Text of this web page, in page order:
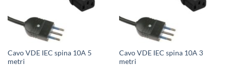
Cavo VDE IEC spina 10A 5
metri
Cavo VDE IEC spina 10A 3
metri